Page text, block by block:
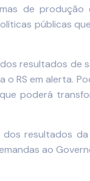
de produção
públicas
resultados de
o RS em alerta.
poderá
resultados da
ao